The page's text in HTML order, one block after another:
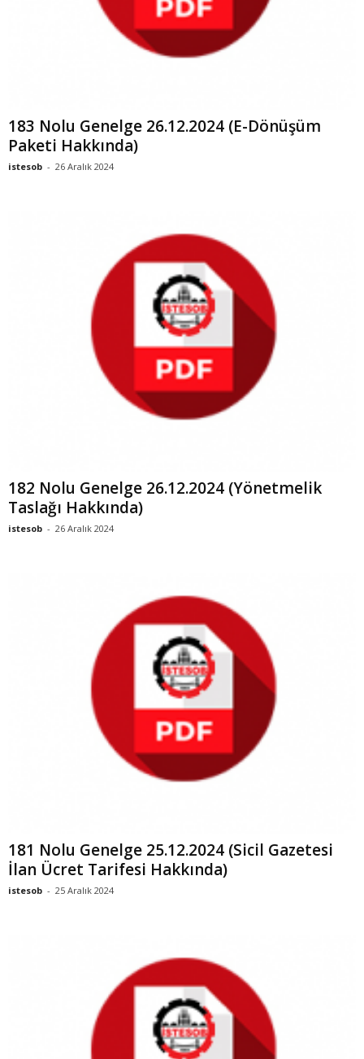
183 Nolu Genelge 26.12.2024 (E-Dönüşüm
Paketi Hakkında)
istesob - 26 Aralık 2024
182 Nolu Genelge 26.12.2024 (Yönetmelik
Taslağı Hakkında)
istesob - 26 Aralık 2024
181 Nolu Genelge 25.12.2024 (Sicil Gazetesi
İlan Ücret Tarifesi Hakkında)
istesob - 25 Aralık 2024